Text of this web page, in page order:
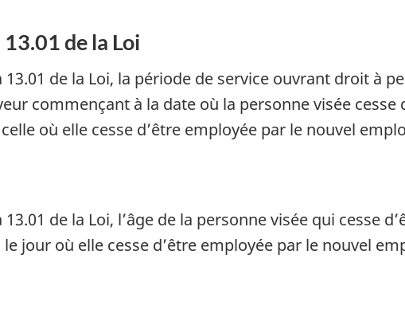
de la Loi
13.01 de la Loi, la période de service ouvrant droit à
commençant à la date où la personne visée cesse
où elle cesse d’être employée par le nouvel
de la Loi, l’âge de la personne visée qui cesse
jour où elle cesse d’être employée par le nouvel